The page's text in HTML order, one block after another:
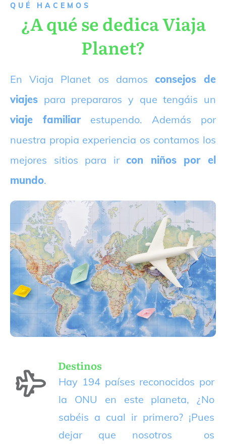
QUÉ HACEMOS
¿A qué se dedica Viaja
Planet?
En Viaja Planet os damos consejos de
viajes para prepararos y que tengáis un
viaje familiarestupendo. Además por
nuestra propia experiencia os contamos los
mejores sitios para ircon niños por el
mundo.
Destinos
Hay 194 países reconocidos por
la ONU en este planeta, ¿No
sabéis a cual ir primero? ¡Pues
dejar que nosotros os